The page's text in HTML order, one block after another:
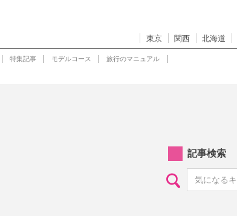
東京 関西 北海道
特集記事 モデルコース 旅行のマニュアル
記事検索